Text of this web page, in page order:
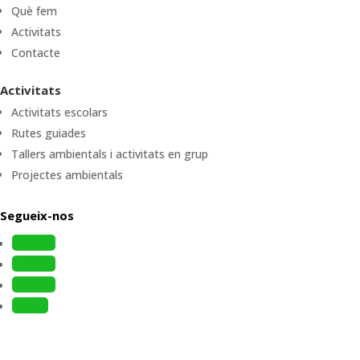
Què fem
Activitats
Contacte
Activitats
Activitats escolars
Rutes guiades
Tallers ambientals i activitats en grup
Projectes ambientals
Segueix-nos
Follow
Follow
Follow
Follow